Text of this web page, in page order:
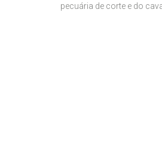
pecuária de corte e do